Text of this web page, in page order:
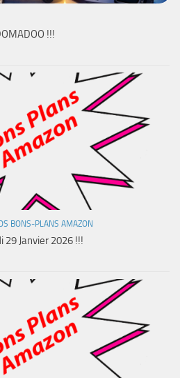
!!!
BONS-PLANS AMAZON
29 Janvier 2026 !!!